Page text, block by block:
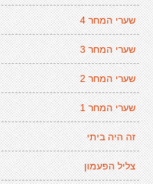
שערי המחר 4
שערי המחר 3
שערי המחר 2
שערי המחר 1
זה היה ביתי
צליל הפעמון